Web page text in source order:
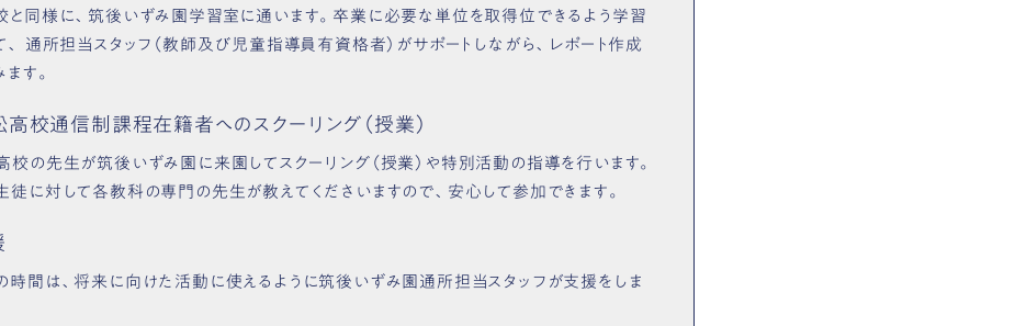
と同様に、筑後いずみ園学習室に通います。卒業に必要な単位を取得位できるよう学習
、 通所担当スタッフ（教師及び児童指導員有資格者）がサポートしながら、レポート作成
す。
校通信制課程在籍者へのスクーリング（授業）
校の先生が筑後いずみ園に来園してスクーリング（授業）や特別活動の指導を行います。
徒に対して各教科の専門の先生が教えてくださいますので、安心して参加できます。
時間は、将来に向けた活動に使えるように筑後いずみ園通所担当スタッフが支援をしま